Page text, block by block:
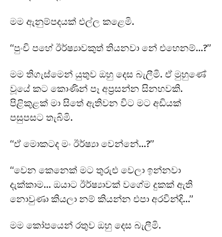
මම ඇනුම්පදයක් එල්ල කළෙමි.
“පුංචි පහේ ඊර්ෂ්‍යාවකුත් තියනවා නේ එහෙනම්…?”
මම තිගැස්මෙන් යුතුව ඔහු දෙස බැලීමි. ඒ මුහුණේ
වූයේ කට කොණින් පෑ අප්‍රසන්න සිනහවකි.
පිළිකුළක් මා සිතේ ඇතිවන විට මට අඩියක්
පසුපසට තැබිමි.
“ඒ මොකටද මං ඊර්ෂ්‍යා වෙන්නේ…?”
“වෙන කෙනෙක් මට තුරුළු වෙලා ඉන්නවා
දැක්කාම… ඔයාට ඊර්ෂ්‍යාවක් වගේම දුකක් ඇති
නොවුණා කියලා නම් කියන්න එපා අරවින්දි…”
මම කෝපයෙන් රතුව ඔහු දෙස බැලීමි.